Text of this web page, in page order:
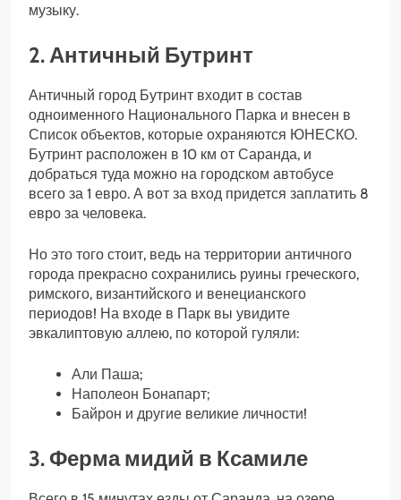
музыку.
2. Античный Бутринт
Античный город Бутринт входит в состав
одноименного Национального Парка и внесен в
Список объектов, которые охраняются ЮНЕСКО.
Бутринт расположен в 10 км от Саранда, и
добраться туда можно на городском автобусе
всего за 1 евро. А вот за вход придется заплатить 8
евро за человека.
Но это того стоит, ведь на территории античного
города прекрасно сохранились руины греческого,
римского, византийского и венецианского
периодов! На входе в Парк вы увидите
эвкалиптовую аллею, по которой гуляли:
Али Паша;
Наполеон Бонапарт;
Байрон и другие великие личности!
3. Ферма мидий в Ксамиле